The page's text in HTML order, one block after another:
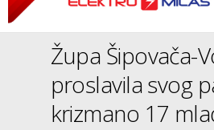
Župa Šipovača-
proslavila svog
krizmano 17